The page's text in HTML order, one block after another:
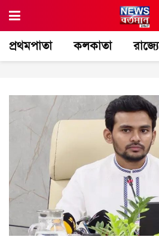
প্রথমপাতা কলকাতা রাজ্যে